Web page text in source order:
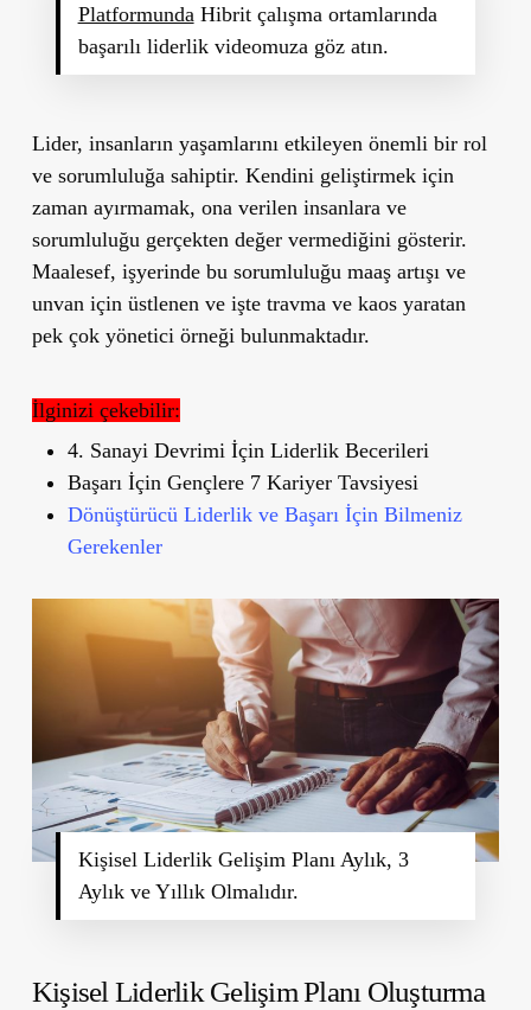
PlatformundaHibrit çalışma ortamlarında
başarılı liderlik videomuza göz atın.
Lider, insanların yaşamlarını etkileyen önemli bir rol
ve sorumluluğa sahiptir. Kendini geliştirmek için
zaman ayırmamak, ona verilen insanlara ve
sorumluluğu gerçekten değer vermediğini gösterir.
Maalesef, işyerinde bu sorumluluğu maaş artışı ve
unvan için üstlenen ve işte travma ve kaos yaratan
pek çok yönetici örneği bulunmaktadır.
İlginizi çekebilir:
4. Sanayi Devrimi İçin Liderlik Becerileri
Başarı İçin Gençlere 7 Kariyer Tavsiyesi
Dönüştürücü Liderlik ve Başarı İçin Bilmeniz
Gerekenler
Kişisel Liderlik Gelişim Planı Aylık, 3
Aylık ve Yıllık Olmalıdır.
Kişisel Liderlik Gelişim Planı Oluşturma